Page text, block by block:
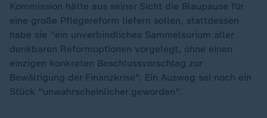
Kommission hätte aus seiner Sicht die Blaupause für
eine große Pflegereform liefern sollen, stattdessen
habe sie "ein unverbindliches Sammelsurium aller
denkbaren Reformoptionen vorgelegt, ohne einen
einzigen konkreten Beschlussvorschlag zur
Bewältigung der Finanzkrise". Ein Ausweg sei noch ein
Stück "unwahrscheinlicher geworden".